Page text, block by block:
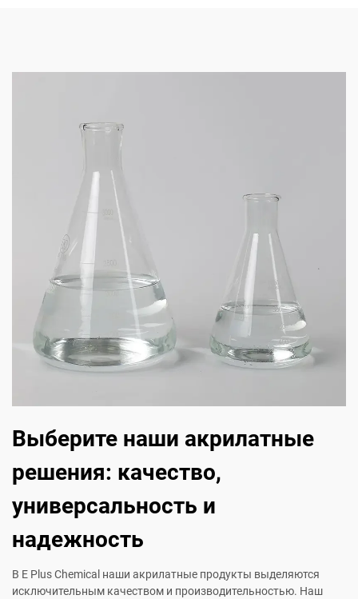
Выберите наши акрилатные
решения: качество,
универсальность и
надежность
В E Plus Chemical наши акрилатные продукты выделяются
исключительным качеством и производительностью. Наш